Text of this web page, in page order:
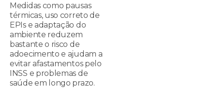
Medidas como pausas
térmicas, uso correto de
EPIs e adaptação do
ambiente reduzem
bastante o risco de
adoecimento e ajudam a
evitar afastamentos pelo
INSS e problemas de
saúde em longo prazo.